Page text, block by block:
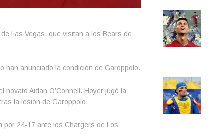
Las Vegas, que visitan a los Bears de
han anunciado la condición de Garoppolo.
Aidan O’Connell. Hoyer jugó la
la lesión de Garoppolo.
por 24-17 ante los Chargers de Los